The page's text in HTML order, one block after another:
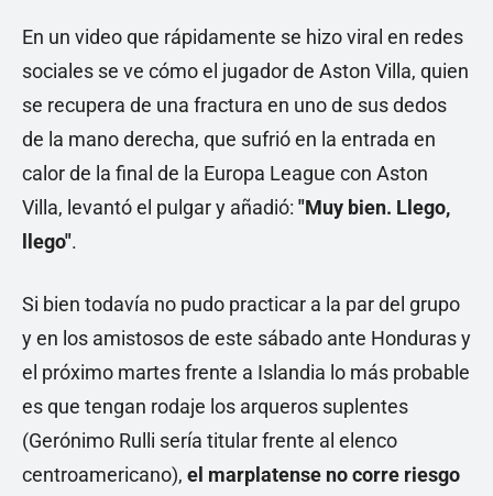
En un video que rápidamente se hizo viral en redes
sociales se ve cómo el jugador de Aston Villa, quien
se recupera de una fractura en uno de sus dedos
de la mano derecha, que sufrió en la entrada en
calor de la final de la Europa League con Aston
Villa, levantó el pulgar y añadió: "Muy bien. Llego,
llego".
Si bien todavía no pudo practicar a la par del grupo
y en los amistosos de este sábado ante Honduras y
el próximo martes frente a Islandia lo más probable
es que tengan rodaje los arqueros suplentes
(Gerónimo Rulli sería titular frente al elenco
centroamericano), el marplatense no corre riesgo